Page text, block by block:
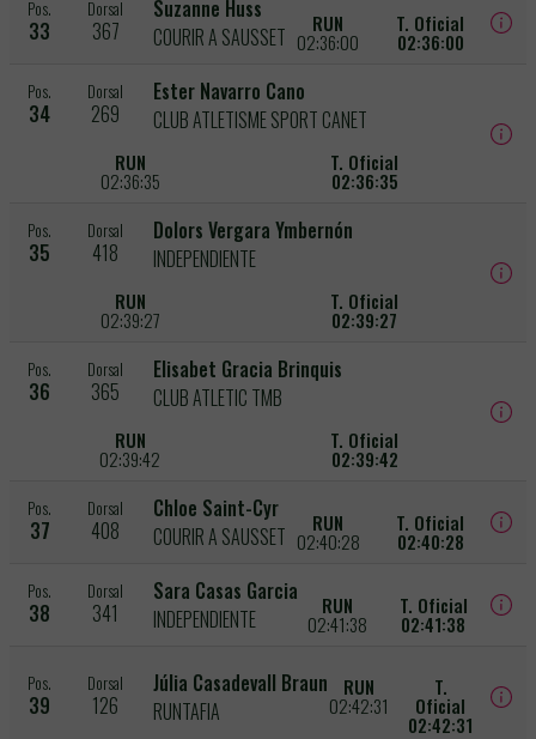
Pos.
33
Dorsal
367
Suzanne Huss
COURIR A SAUSSET
RUN
02:36:00
T. Oficial
02:36:00
Pos.
34
Dorsal
269
Ester Navarro Cano
CLUB ATLETISME SPORT CANET
RUN
02:36:35
T. Oficial
02:36:35
Pos.
35
Dorsal
418
Dolors Vergara Ymbernón
INDEPENDIENTE
RUN
02:39:27
T. Oficial
02:39:27
Pos.
36
Dorsal
365
Elisabet Gracia Brinquis
CLUB ATLETIC TMB
RUN
02:39:42
T. Oficial
02:39:42
Pos.
37
Dorsal
408
Chloe Saint-Cyr
COURIR A SAUSSET
RUN
02:40:28
T. Oficial
02:40:28
Pos.
38
Dorsal
341
Sara Casas Garcia
INDEPENDIENTE
RUN
02:41:38
T. Oficial
02:41:38
Pos.
39
Dorsal
126
Júlia Casadevall Braun
RUNTAFIA
RUN
02:42:31
T.
Oficial
02:42:31